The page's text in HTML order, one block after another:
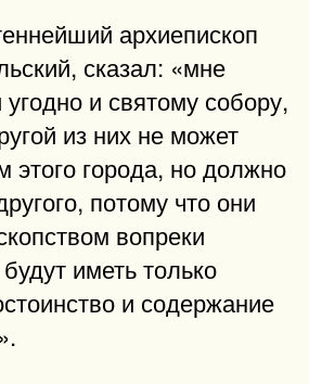
архиепископ
сказал: «мне
и святому собору,
из них не может
этого города, но должно
потому что они
вопреки
иметь только
и содержание